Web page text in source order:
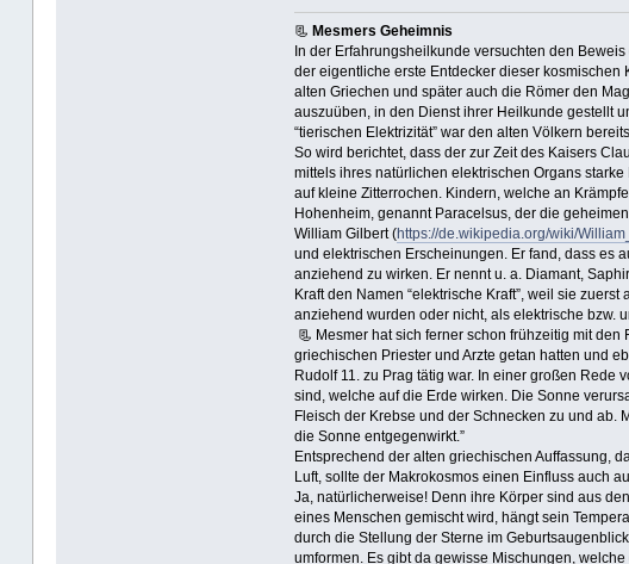
📃 Mesmers Geheimnis
In der Erfahrungsheilkunde versuchten den
der eigentliche erste Entdecker dieser kosmischen
alten Griechen und später auch die Römer den
auszuüben, in den Dienst ihrer Heilkunde gestellt
“tierischen Elektrizität” war den alten Völkern
So wird berichtet, dass der zur Zeit des Kaisers
mittels ihres natürlichen elektrischen Organs
auf kleine Zitterrochen. Kindern, welche an
Hohenheim, genannt Paracelsus, der die
William Gilbert (https://de.wikipedia.org/wiki/
und elektrischen Erscheinungen. Er fand, dass es
anziehend zu wirken. Er nennt u. a. Diamant,
Kraft den Namen “elektrische Kraft”, weil sie
anziehend wurden oder nicht, als elektrische bzw.
📃 Mesmer hat sich ferner schon frühzeitig mit
griechischen Priester und Arzte getan hatten und
Rudolf 11. zu Prag tätig war. In einer großen Rede
sind, welche auf die Erde wirken. Die Sonne
Fleisch der Krebse und der Schnecken zu und ab.
die Sonne entgegenwirkt.”
Entsprechend der alten griechischen Auffassung,
Luft, sollte der Makrokosmos einen Einfluss auch
Ja, natürlicherweise! Denn ihre Körper sind aus
eines Menschen gemischt wird, hängt sein
durch die Stellung der Sterne im
umformen. Es gibt da gewisse Mischungen,